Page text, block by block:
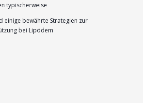
typischerweise
einige bewährte Strategien zur
bei Lipödem